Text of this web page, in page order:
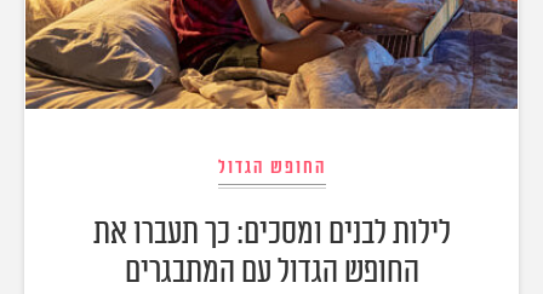
החופש הגדול
לילות לבנים ומסכים: כך תעברו את
החופש הגדול עם המתבגרים